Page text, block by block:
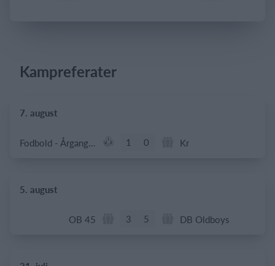
Kampreferater
7. august
Fodbold - Årgang 2014 1 0 Kr
5. august
OB 45 3 5 DB Oldboys